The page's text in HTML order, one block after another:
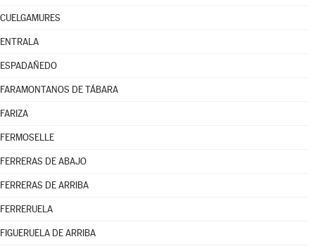
CUELGAMURES
ENTRALA
ESPADAÑEDO
FARAMONTANOS DE TÁBARA
FARIZA
FERMOSELLE
FERRERAS DE ABAJO
FERRERAS DE ARRIBA
FERRERUELA
FIGUERUELA DE ARRIBA